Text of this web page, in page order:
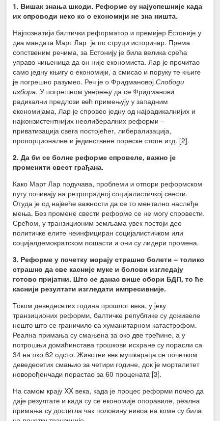
1. Вишак знања шкоди. Реформе су најуспешније када
их спроводи неко ко о економији не зна ништа.
Најпознатији балтички реформатор и премијер Естоније у
два мандата Март Лар је по струци историчар. Према
сопственим речима, за Естонију је била велика срећа
управо чињеница да он није економиста. Лар је прочитао
само једну књигу о економији, а смисао и поруку те књиге
је погрешно разумео. Реч је о ФридмановојСлободи
избора. У погрешном уверењу да се Фридманови
радикални предлози већ примењују у западним
економијама, Лар је спровео једну од најрадикалнијих и
најконзистентнијих неолибералних реформи –
приватизација свега постојећег, либерализација,
пропорционалне и јединствене пореске стопе итд. [2].
2. Да би се болне реформе спровеле, важно је
променити свест грађана.
Како Март Лар подучава, проблеми и отпори реформском
путу почивају на ретроградној социјалистичкој свести.
Отуда је од највеће важности да се то ментално наслеђе
мења. Без промене свести реформе се не могу спровести.
Срећом, у транзиционим земљама увек постоји део
политичке елите неинфициран социјалистичком или
социјалдемократском пошасти и они су лидери промена.
3. Реформе у почетку морају страшно болети – толико
страшно да све касније муке и болови изгледају
готово пријатни. Што се данас више обори БДП, то ће
каснији резултати изгледати импресивније.
Током деведесетих година прошлог века, у јеку
транзиционих реформи, балтичке републике су доживеле
нешто што се граничило са хуманитарном катастрофом.
Реална примања су смањена за око две трећине, а у
потрошњи домаћинстава трошкови исхране су порасли са
34 на око 62 одсто. Животни век мушкараца се почетком
деведесетих смањио за четири године, док је морталитет
новорођенчади порастао за 60 процената [3].
На самом крају XX века, када је процес реформи почео да
даје резултате и када су се економије опоравиле, реална
примања су достигла чак половину нивоа на коме су била